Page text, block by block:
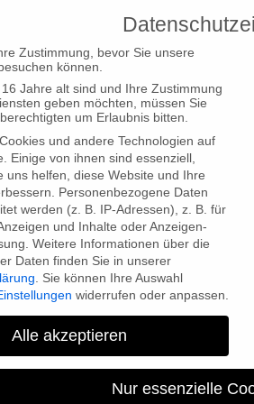
World” awarded best documentary
“Wadan’s
jury
Zustimmung, bevor Sie unsere
können.
Jahre alt sind und Ihre Zustimmung
geben möchten, müssen Sie
um Erlaubnis bitten.
und andere Technologien auf
Einige von ihnen sind essenziell,
uns helfen, diese Website und Ihre
Personenbezogene Daten
werden (z. B. IP-Adressen), z. B. für
und Inhalte oder Anzeigen-
Weitere Informationen über die
Daten finden Sie in unserer
Sie können Ihre Auswahl
widerrufen oder anpassen.
Alle akzeptieren
Nur essenzielle